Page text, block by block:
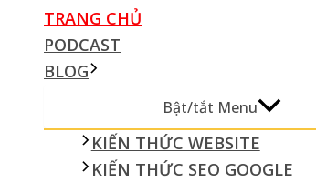
TRANG CHỦ
PODCAST
BLOG
Bật/tắt Menu
KIẾN THỨC WEBSITE
KIẾN THỨC SEO GOOGLE